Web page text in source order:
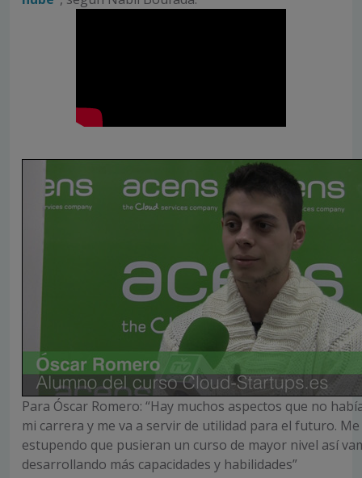
Para Óscar Romero: “Hay muchos aspectos que no
mi carrera y me va a servir de utilidad para el futuro.
estupendo que pusieran un curso de mayor nivel así
desarrollando más capacidades y habilidades”